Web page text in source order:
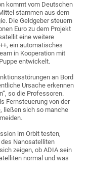
kommt vom Deutschen
stammen aus dem
Die Geldgeber steuern
Euro zu dem Projekt
eine weitere
ein automatisches
in Kooperation mit
entwickelt.
an Bord
Ursache erkennen
so die Professoren.
Fernsteuerung von der
ließen sich so manche
im Orbit testen,
Nanosatelliten
zeigen, ob ADIA sein
normal und was